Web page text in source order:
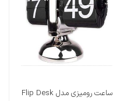
ساعت رومیزی مدل Flip Desk